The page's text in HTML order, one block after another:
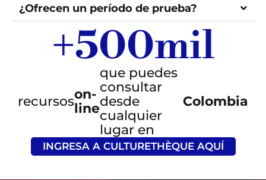
¿Ofrecen un período de prueba?
recursoson-
line
que puedes
consultar
desde
cualquier
lugar en
Colombia
+500mil
INGRESA A CULTURETHÈQUE AQUÍ